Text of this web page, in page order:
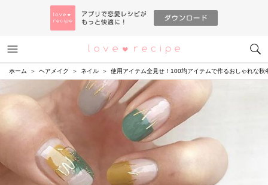
恋愛レシピ
ホーム ヘアメイク ネイル 使用アイテム全見せ！100均アイテムで作るおしゃれな秋